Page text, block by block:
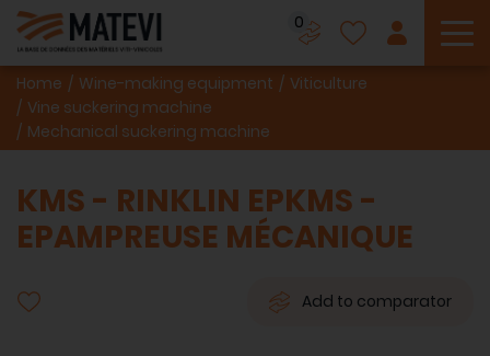
0
Home Wine-making equipment
Viticulture
Vine suckering machine
Mechanical suckering machine
KMS - RINKLIN EPKMS -
EPAMPREUSE MÉCANIQUE
Add to comparator